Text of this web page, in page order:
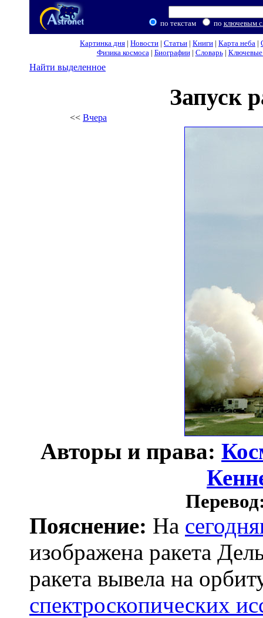
по текстам по ключевым
Картинка дня | Новости | Статьи | Книги | Карта неба |
Физика космоса| Биографии| Словарь| Ключевые
Найти выделенное
Запуск
<< Вчера
Авторы и права:
Пояснение: На
изображена ракета
ракета вывела на
спектроскопических